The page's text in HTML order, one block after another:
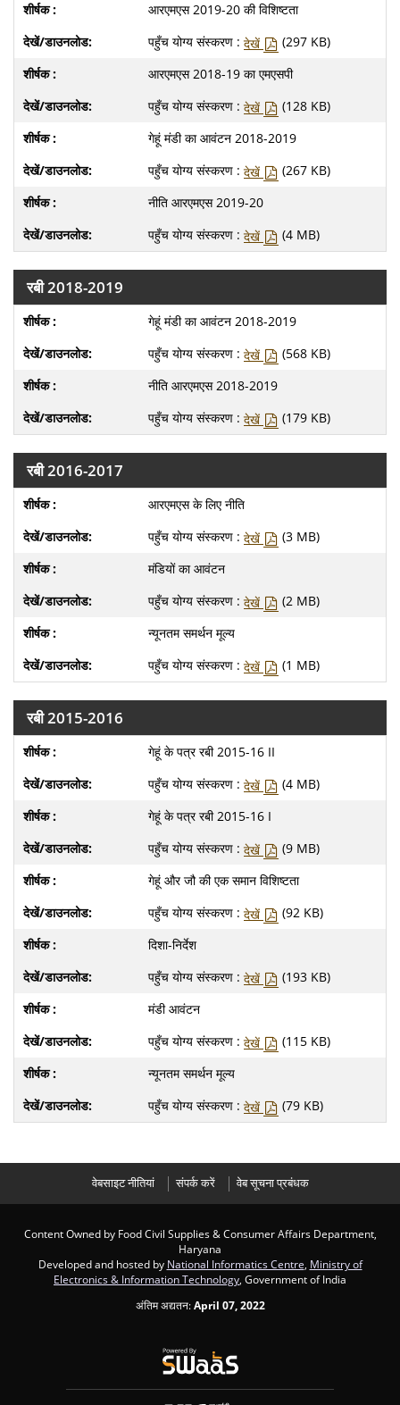
आरएमएस 2019-20 की विशिष्टता
पहुँच योग्य संस्करण : देखें
(297 KB)
आरएमएस 2018-19 का एमएसपी
पहुँच योग्य संस्करण : देखें
(128 KB)
गेहूं मंडी का आवंटन 2018-2019
पहुँच योग्य संस्करण : देखें
(267 KB)
नीति आरएमएस 2019-20
पहुँच योग्य संस्करण : देखें (4 MB)
रबी 2018-2019
गेहूं मंडी का आवंटन 2018-2019
पहुँच योग्य संस्करण : देखें
(568 KB)
नीति आरएमएस 2018-2019
पहुँच योग्य संस्करण : देखें (179 KB)
रबी 2016-2017
आरएमएस के लिए नीति
पहुँच योग्य संस्करण : देखें
(3 MB)
मंडियों का आवंटन
पहुँच योग्य संस्करण : देखें
(2 MB)
न्यूनतम समर्थन मूल्य
पहुँच योग्य संस्करण : देखें (1 MB)
रबी 2015-2016
गेहूं के पत्र रबी 2015-16 II
पहुँच योग्य संस्करण : देखें
(4 MB)
गेहूं के पत्र रबी 2015-16 I
पहुँच योग्य संस्करण : देखें
(9 MB)
गेहूं और जौ की एक समान विशिष्टता
पहुँच योग्य संस्करण : देखें
(92 KB)
दिशा-निर्देश
पहुँच योग्य संस्करण : देखें
(193 KB)
मंडी आवंटन
पहुँच योग्य संस्करण : देखें
(115 KB)
न्यूनतम समर्थन मूल्य
पहुँच योग्य संस्करण : देखें (79 KB)
वेबसाइट नीतियां संपर्क करें वेब सूचना प्रबंधक
Content Owned by Food Civil Supplies & Consumer Affairs Department,
Haryana
Developed and hosted by National Informatics Centre Ministry of
Electronics & Information Technology , Government of India
अंतिम अद्यतन:April 07, 2022